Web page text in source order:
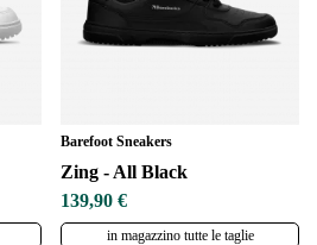
Barefoot Sneakers
Zing - All Black
139,90 €
in magazzino tutte le taglie